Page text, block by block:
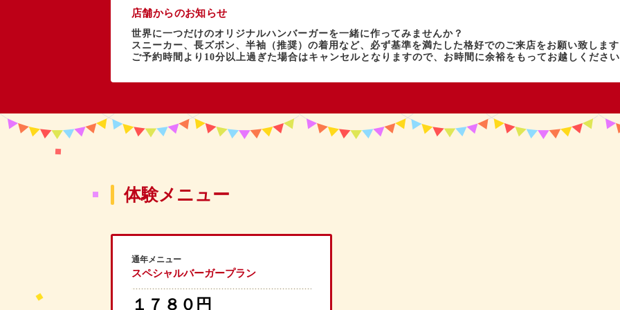
店舗からのお知らせ
世界に一つだけのオリジナルハンバーガーを一緒に作ってみませんか？
スニーカー、長ズボン、半袖（推奨）の着用など、必ず基準を満たした格好でのご来店をお願い致しま
ご予約時間より10分以上過ぎた場合はキャンセルとなりますので、お時間に余裕をもってお越しくださ
体験メニュー
通年メニュー
スペシャルバーガープラン
１７８０円